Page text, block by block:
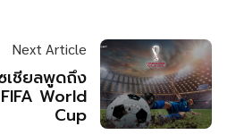
Next Article
เชียลพูดถึง
World
Cup